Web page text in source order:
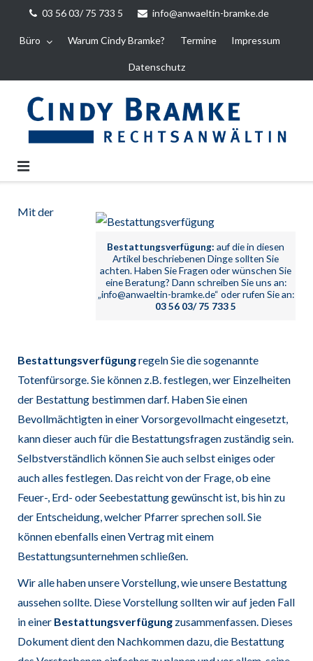
Inhalt
03 56 03/ 75 733 5 info@anwaeltin-bramke.de
Büro Warum Cindy Bramke? Termine Impressum
Datenschutz
Bestattungsverfügung:auf die in diesen
Artikel beschriebenen Dinge sollten Sie
achten. Haben Sie Fragen oder wünschen Sie
eine Beratung? Dann schreiben Sie uns an:
„info@anwaeltin-bramke.de“ oder rufen Sie an:
03 56 03/ 75 733 5
Mit der
Bestattungsverfügungregeln Sie die sogenannte
Totenfürsorge. Sie können z.B. festlegen, wer Einzelheiten
der Bestattung bestimmen darf. Haben Sie einen
Bevollmächtigten in einer Vorsorgevollmacht eingesetzt,
kann dieser auch für die Bestattungsfragen zuständig sein.
Selbstverständlich können Sie auch selbst einiges oder
auch alles festlegen. Das reicht von der Frage, ob eine
Feuer-, Erd- oder Seebestattung gewünscht ist, bis hin zu
der Entscheidung, welcher Pfarrer sprechen soll. Sie
können ebenfalls einen Vertrag mit einem
Bestattungsunternehmen schließen.
Wir alle haben unsere Vorstellung, wie unsere Bestattung
aussehen sollte. Diese Vorstellung sollten wir auf jeden Fall
in einer Bestattungsverfügungzusammenfassen. Dieses
Dokument dient den Nachkommen dazu, die Bestattung